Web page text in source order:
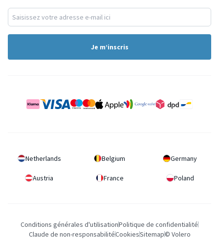
Je m’inscris
Netherlands Belgium Germany
Austria France Poland
Conditions générales d'utilisationPolitique de confidentialité
Claude de non-responsabilitéCookiesSitemap© Volero